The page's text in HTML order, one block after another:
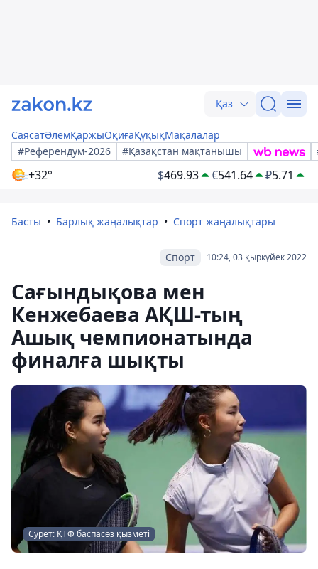
Қаз
СаясатӘлемҚаржыОқиғаҚұқықМақалалар
#Референдум-2026
#Қазақстан мақтанышы
+32° $469.93 €541.64 ₽5.71
Басты Барлық жаңалықтар Спорт жаңалықтары
10:24, 03 қыркүйек 2022
Спорт
Сағындықова мен
Кенжебаева АҚШ-тың
Ашық чемпионатында
финалға шықты
Сурет: ҚТФ баспасөз қызметі